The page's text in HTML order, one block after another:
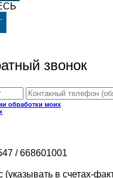
звонок
обработки моих
/ 668601001
в счетах-